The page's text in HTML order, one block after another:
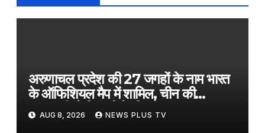
अरुणाचल प्रदेश की 27 जगहों के नाम भारत
के ऑफिशियल मैप में शामिल, चीन की
चालबाजी से निपटने के लिए उठाया कदम​on
August 8, 2026 at 1:30 am
AUG 8, 2026 NEWS PLUS TV